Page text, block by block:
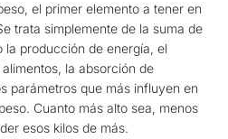
el primer elemento a tener en
trata simplemente de la suma de
producción de energía, el
la absorción de
parámetros que más influyen en
Cuanto más alto sea, menos
esos kilos de más.